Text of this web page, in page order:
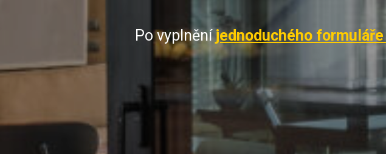
Po vyplněníjednoduchého formuláře